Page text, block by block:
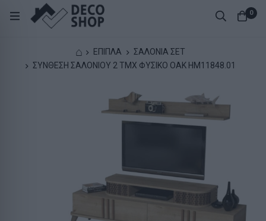
0
⌂ ΕΠΙΠΛΑ
ΣΑΛΟΝΙΑ ΣΕΤ
ΣΥΝΘΕΣΗ ΣΑΛΟΝΙΟΥ 2 ΤΜΧ ΦΥΣΙΚΟ OAK HM11848.01